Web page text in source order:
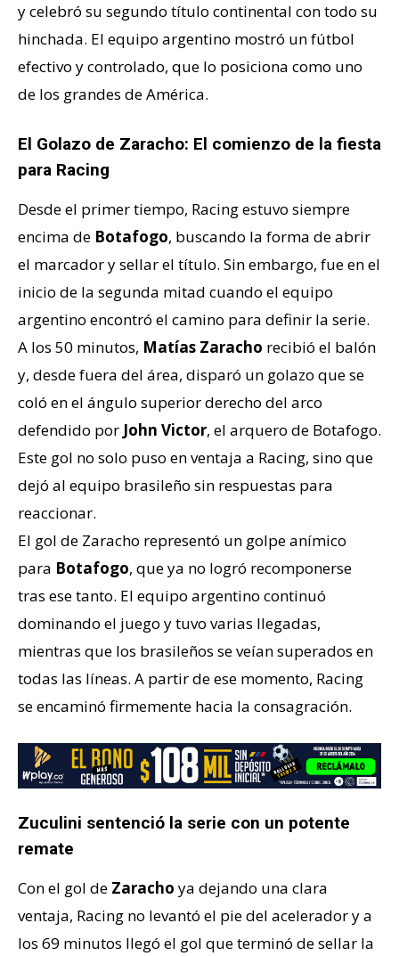
y celebró su segundo título continental con todo su
hinchada. El equipo argentino mostró un fútbol
efectivo y controlado, que lo posiciona como uno
de los grandes de América.
El Golazo de Zaracho: El comienzo de la fiesta
para Racing
Desde el primer tiempo, Racing estuvo siempre
encima de Botafogo, buscando la forma de abrir
el marcador y sellar el título. Sin embargo, fue en el
inicio de la segunda mitad cuando el equipo
argentino encontró el camino para definir la serie.
A los 50 minutos, Matías Zaracho recibió el balón
y, desde fuera del área, disparó un golazo que se
coló en el ángulo superior derecho del arco
defendido por John Victor, el arquero de Botafogo.
Este gol no solo puso en ventaja a Racing, sino que
dejó al equipo brasileño sin respuestas para
reaccionar.
El gol de Zaracho representó un golpe anímico
para Botafogo, que ya no logró recomponerse
tras ese tanto. El equipo argentino continuó
dominando el juego y tuvo varias llegadas,
mientras que los brasileños se veían superados en
todas las líneas. A partir de ese momento, Racing
se encaminó firmemente hacia la consagración.
Zuculini sentenció la serie con un potente
remate
Con el gol de Zaracho ya dejando una clara
ventaja, Racing no levantó el pie del acelerador y a
los 69 minutos llegó el gol que terminó de sellar la